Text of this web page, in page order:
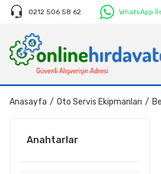
0212 506 58 62 WhatsApp
Anasayfa Oto Servis Ekipmanları
Anahtarlar